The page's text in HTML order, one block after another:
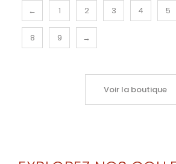
← 1 2 3 4 5
8 9 →
Voir la boutique